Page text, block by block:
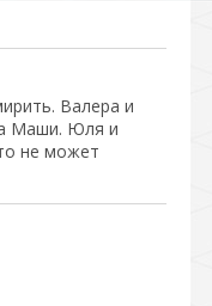
Валера и
Маши. Юля и
не может